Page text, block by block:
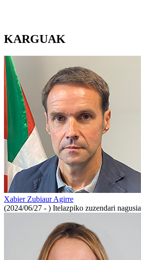
KARGUAK
Xabier Zubiaur Agirre
(2024/06/27 - ) Itelazpiko zuzendari nagusia